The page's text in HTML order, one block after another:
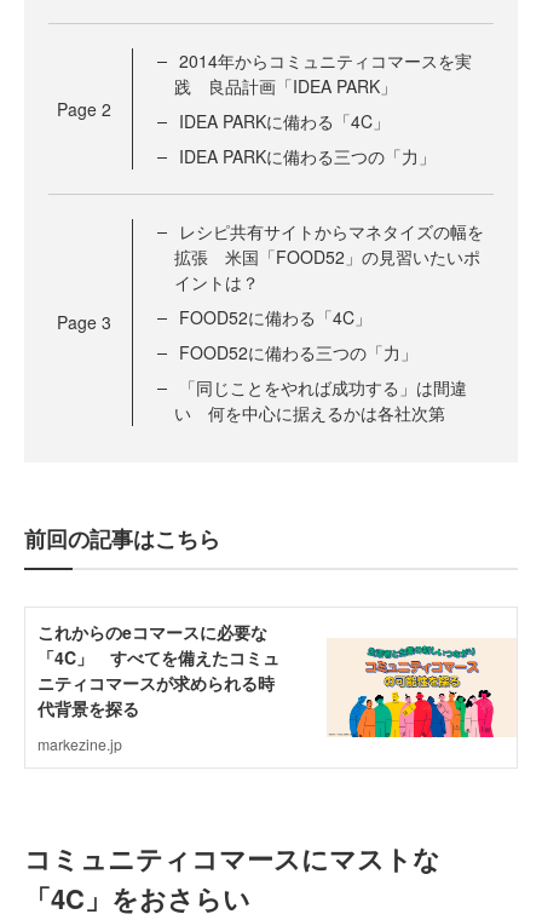
Page 2
2014年からコミュニティコマースを実
践 良品計画「IDEA PARK」
IDEA PARKに備わる「4C」
IDEA PARKに備わる三つの「力」
Page 3
レシピ共有サイトからマネタイズの幅を
拡張 米国「FOOD52」の見習いたいポ
イントは？
FOOD52に備わる「4C」
FOOD52に備わる三つの「力」
「同じことをやれば成功する」は間違
い 何を中心に据えるかは各社次第
前回の記事はこちら
コミュニティコマースにマストな
「4C」をおさらい